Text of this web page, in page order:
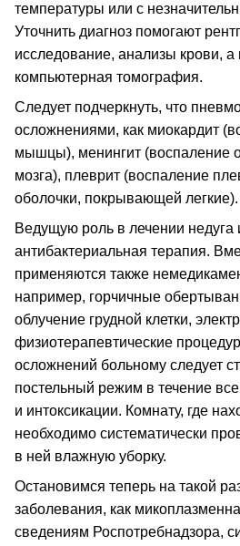
температуры или с
Уточнить диагноз помогают
исследование, анализы крови,
компьютерная томография.
Следует подчеркнуть, что
осложнениями, как миокардит
мышцы), менингит (воспаление
мозга), плеврит (воспаление
оболочки, покрывающей легкие).
Ведущую роль в лечении недуга
антибактериальная терапия.
применяются также
например, горчичные
облучение грудной клетки,
физиотерапевтические
осложнений больному следует
постельный режим в течение
и интоксикации. Комнату, где
необходимо систематически
в ней влажную уборку.
Остановимся теперь на такой
заболевания, как
сведениям Роспотребнадзора,